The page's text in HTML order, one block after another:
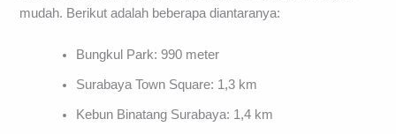
mudah. Berikut adalah beberapa diantaranya:
Bungkul Park: 990 meter
Surabaya Town Square: 1,3 km
Kebun Binatang Surabaya: 1,4 km